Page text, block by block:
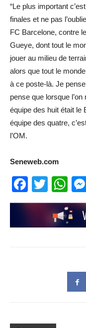
“Le plus important
finales et ne pas
FC Barcelone, contre
Gueye, dont tout le
jouer au milieu de
alors que tout le
à ce poste-là. Je
pense que lorsque
équipe des huit était le
équipe des quatre,
l’OM.
Seneweb.com